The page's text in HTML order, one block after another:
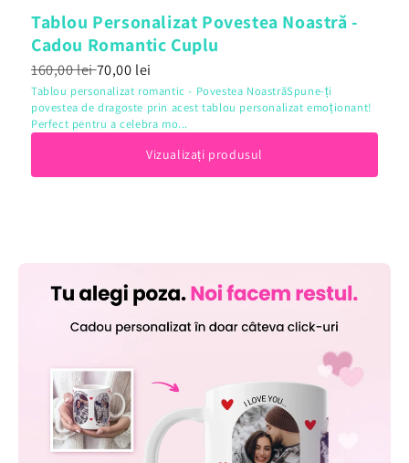
Tablou Personalizat Povestea Noastră -
Cadou Romantic Cuplu
160,00 lei70,00 lei
Tablou personalizat romantic - Povestea NoastrăSpune-ți
povestea de dragoste prin acest tablou personalizat emoționant!
Perfect pentru a celebra mo...
Vizualizați produsul